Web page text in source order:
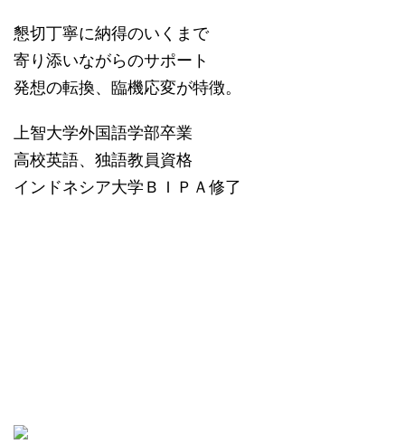
懇切丁寧に納得のいくまで
寄り添いながらのサポート
発想の転換、臨機応変が特徴。
上智大学外国語学部卒業
高校英語、独語教員資格
インドネシア大学ＢＩＰＡ修了